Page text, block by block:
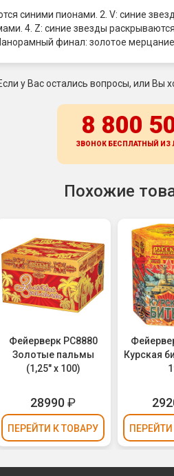
синими пионами. 2. V: синие
4. Z: синие звезды
финал: золотое
у Вас остались вопросы, или Вы
8 800
ЗВОНОК БЕСПЛАТНЫЙ ИЗ
Похожие
Фейерверк РС8880
Золотые пальмы
(1,25" х 100)
28990₽
ПЕРЕЙТИ К ТОВАРУ
Курская
ПЕРЕЙТИ